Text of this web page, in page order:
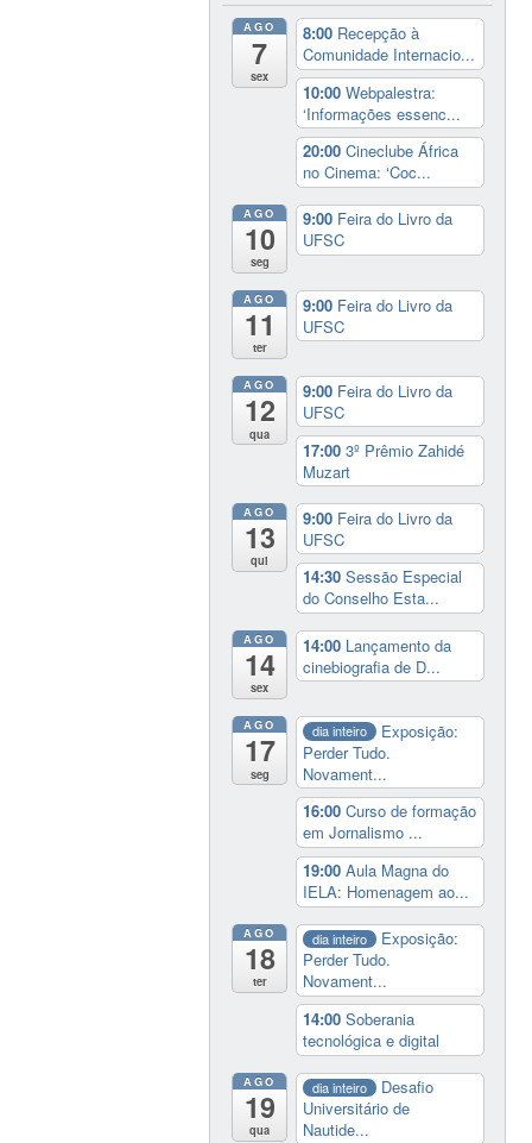
AGO
7
sex
8:00 Recepção à
Comunidade Internacio...
10:00Webpalestra:
‘Informações essenc...
20:00Cineclube África
no Cinema: ‘Coc...
AGO
10
seg
9:00 Feira do Livro da
UFSC
AGO
11
ter
9:00 Feira do Livro da
UFSC
AGO
12
qua
9:00 Feira do Livro da
UFSC
17:003º Prêmio Zahidé
Muzart
AGO
13
qui
9:00 Feira do Livro da
UFSC
14:30Sessão Especial
do Conselho Esta...
AGO
14
sex
14:00 Lançamento da
cinebiografia de D...
AGO
17
seg
dia inteiro
Exposição:
Perder Tudo.
Novament...
16:00Curso de formação
em Jornalismo ...
19:00Aula Magna do
IELA: Homenagem ao...
AGO
18
ter
dia inteiro
Exposição:
Perder Tudo.
Novament...
14:00Soberania
tecnológica e digital
AGO
19
qua
dia inteiro
Desafio
Universitário de
Nautide...